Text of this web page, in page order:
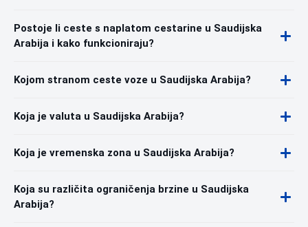
Postoje li ceste s naplatom cestarine u Saudijska
Arabija i kako funkcioniraju?
Kojom stranom ceste voze u Saudijska Arabija?
Koja je valuta u Saudijska Arabija?
Koja je vremenska zona u Saudijska Arabija?
Koja su različita ograničenja brzine u Saudijska
Arabija?